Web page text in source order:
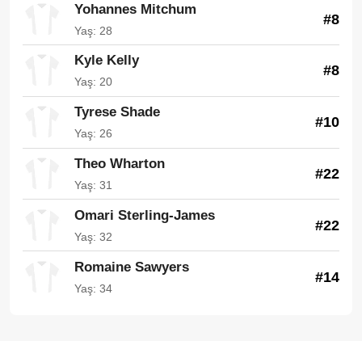
Yohannes Mitchum
Yaş: 28
#8
Kyle Kelly
Yaş: 20
#8
Tyrese Shade
Yaş: 26
#10
Theo Wharton
Yaş: 31
#22
Omari Sterling-James
Yaş: 32
#22
Romaine Sawyers
Yaş: 34
#14